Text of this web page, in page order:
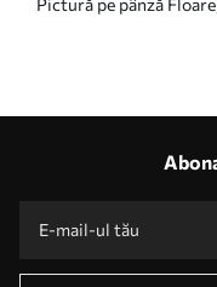
Pictură pe pânză